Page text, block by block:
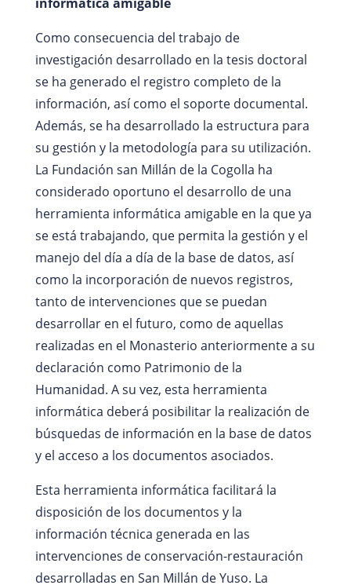
Como consecuencia del trabajo de
investigación desarrollado en la tesis doctoral
se ha generado el registro completo de la
información, así como el soporte documental.
Además, se ha desarrollado la estructura para
su gestión y la metodología para su utilización.
La Fundación san Millán de la Cogolla ha
considerado oportuno el desarrollo de una
herramienta informática amigable en la que ya
se está trabajando, que permita la gestión y el
manejo del día a día de la base de datos, así
como la incorporación de nuevos registros,
tanto de intervenciones que se puedan
desarrollar en el futuro, como de aquellas
realizadas en el Monasterio anteriormente a su
declaración como Patrimonio de la
Humanidad. A su vez, esta herramienta
informática deberá posibilitar la realización de
búsquedas de información en la base de datos
y el acceso a los documentos asociados.
Esta herramienta informática facilitará la
disposición de los documentos y la
información técnica generada en las
intervenciones de conservación-restauración
desarrolladas en San Millán de Yuso. La